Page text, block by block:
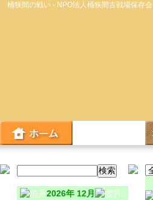
桶狭間の戦い - NPO法人桶狭間古戦場保存会
2026年 12月